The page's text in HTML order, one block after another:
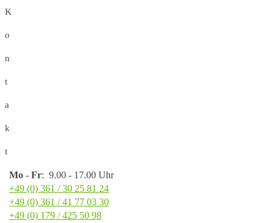
K
o
n
t
a
k
t
Mo - Fr: 9.00 - 17.00 Uhr
+49 (0) 361 / 30 25 81 24
+49 (0) 361 / 41 77 03 30
+49 (0) 179 / 425 50 98